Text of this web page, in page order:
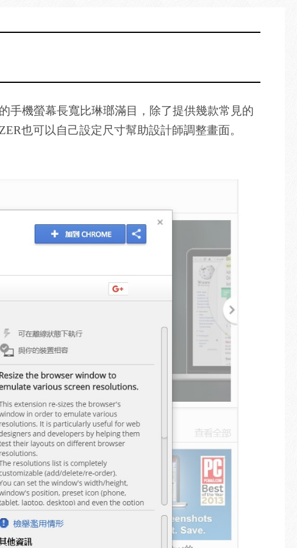
手機螢幕長寬比琳瑯滿目，除了提供幾款常見的
也可以自己設定尺寸幫助設計師調整畫面。